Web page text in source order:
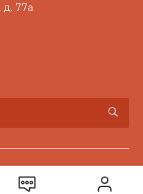
д. 77а
защищены